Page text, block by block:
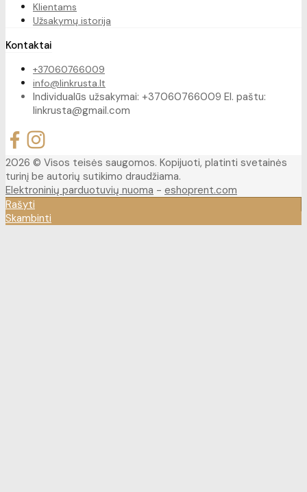
Klientams
Užsakymų istorija
Kontaktai
+37060766009
info@linkrusta.lt
Individualūs užsakymai: +37060766009 El. paštu:
linkrusta@gmail.com
2026 © Visos teisės saugomos. Kopijuoti, platinti svetainės
turinį be autorių sutikimo draudžiama.
Elektroninių parduotuvių nuoma - eshoprent.com
Rašyti
Skambinti